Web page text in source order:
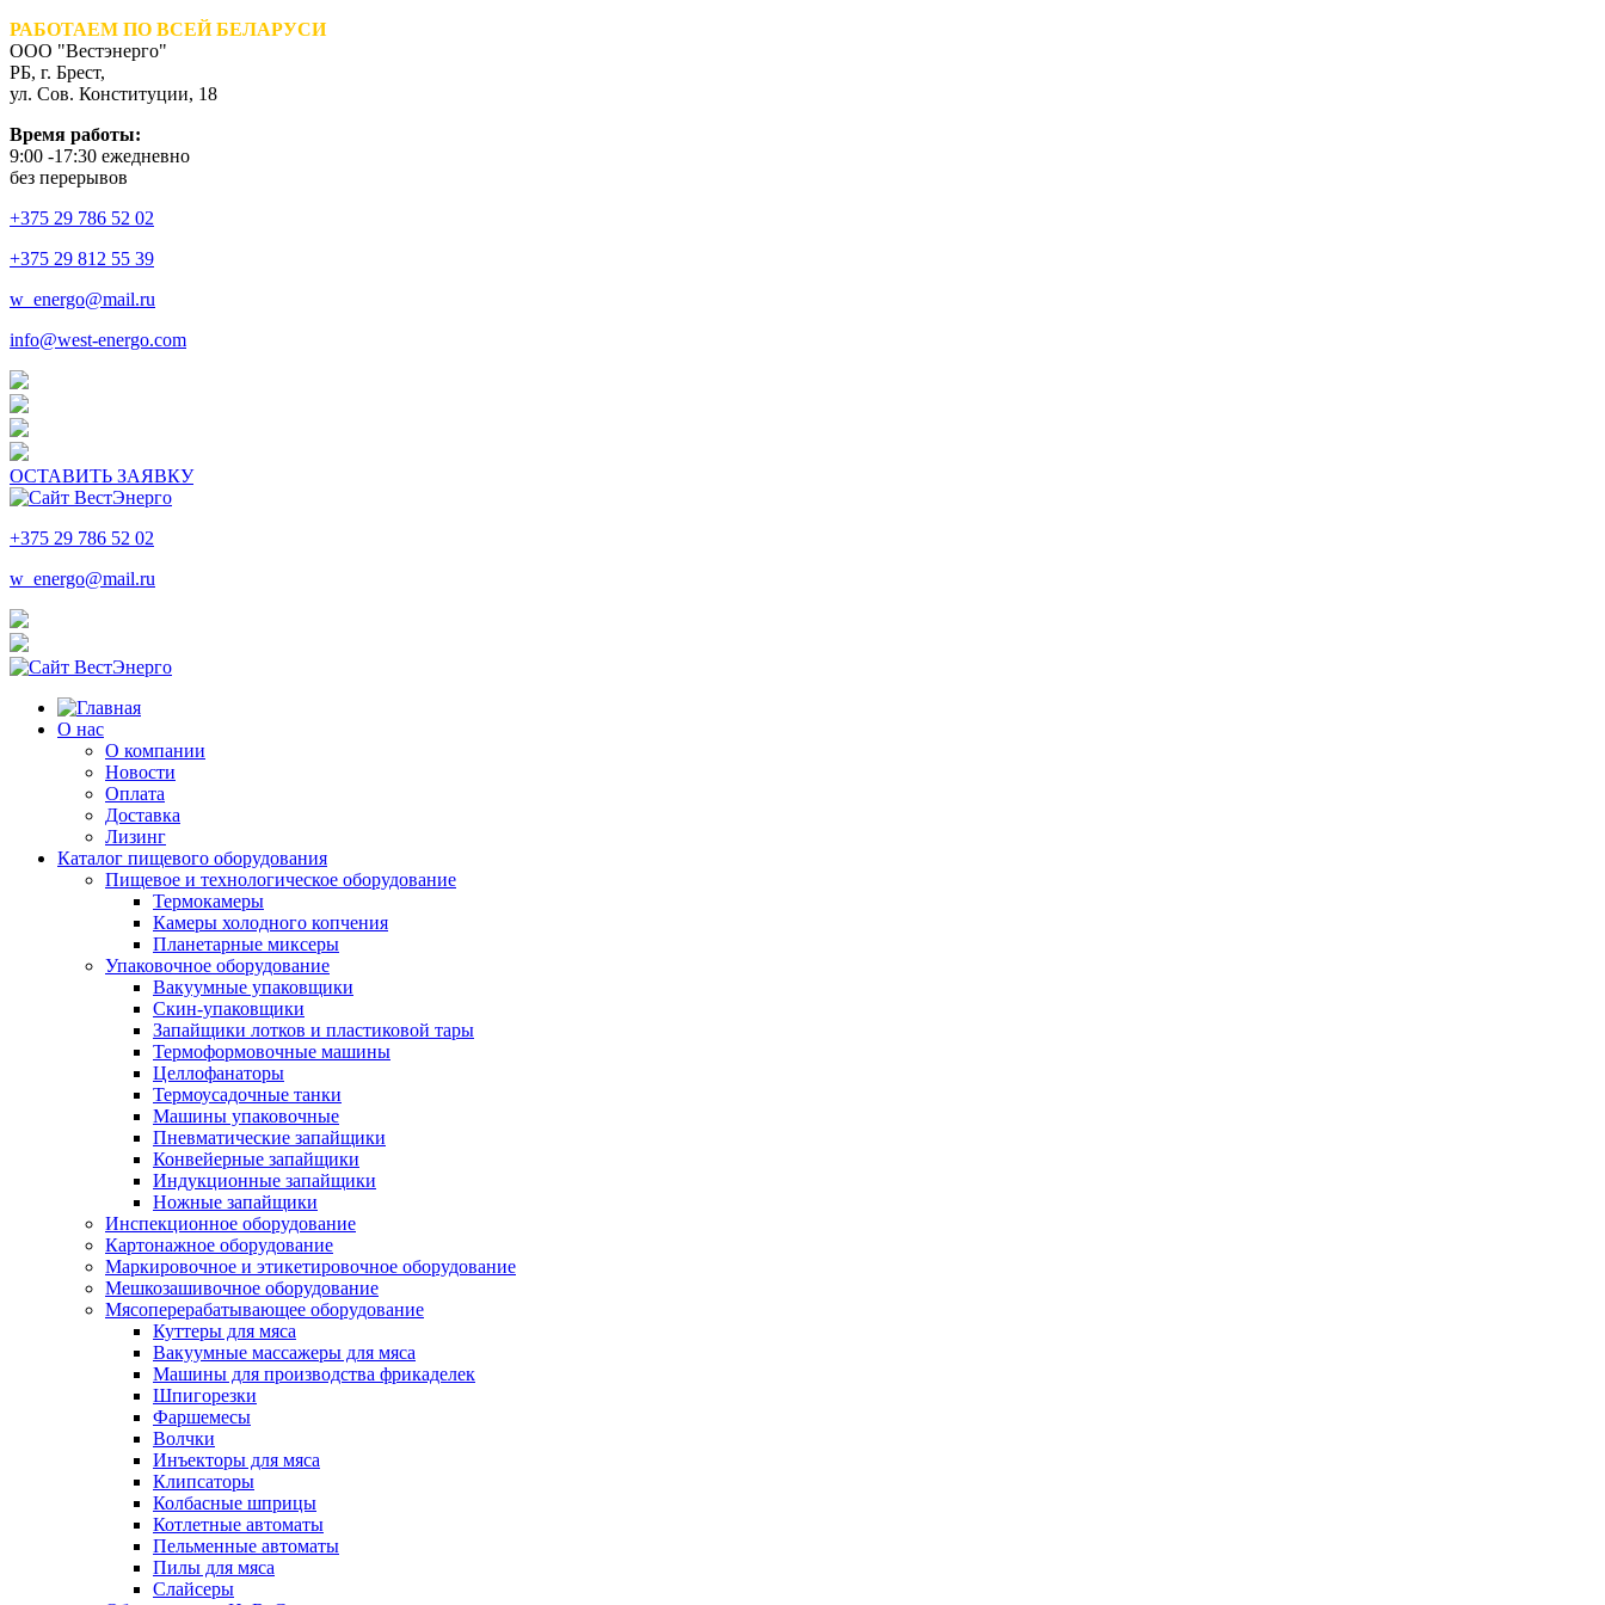
РАБОТАЕМ ПО ВСЕЙ БЕЛАРУСИ
ООО "Вестэнерго"
РБ, г. Брест,
ул. Сов. Конституции, 18
Время работы:
9:00 -17:30 ежедневно
без перерывов
+375 29 786 52 02
+375 29 812 55 39
w_energo@mail.ru
info@west-energo.com
ОСТАВИТЬ ЗАЯВКУ
+375 29 786 52 02
w_energo@mail.ru
О нас
О компании
Новости
Оплата
Доставка
Лизинг
Каталог пищевого оборудования
Пищевое и технологическое оборудование
Термокамеры
Камеры холодного копчения
Планетарные миксеры
Упаковочное оборудование
Вакуумные упаковщики
Скин-упаковщики
Запайщики лотков и пластиковой тары
Термоформовочные машины
Целлофанаторы
Термоусадочные танки
Машины упаковочные
Пневматические запайщики
Конвейерные запайщики
Индукционные запайщики
Ножные запайщики
Инспекционное оборудование
Картонажное оборудование
Маркировочное и этикетировочное оборудование
Мешкозашивочное оборудование
Мясоперерабатывающее оборудование
Куттеры для мяса
Вакуумные массажеры для мяса
Машины для производства фрикаделек
Шпигорезки
Фаршемесы
Волчки
Инъекторы для мяса
Клипсаторы
Колбасные шприцы
Котлетные автоматы
Пельменные автоматы
Пилы для мяса
Слайсеры